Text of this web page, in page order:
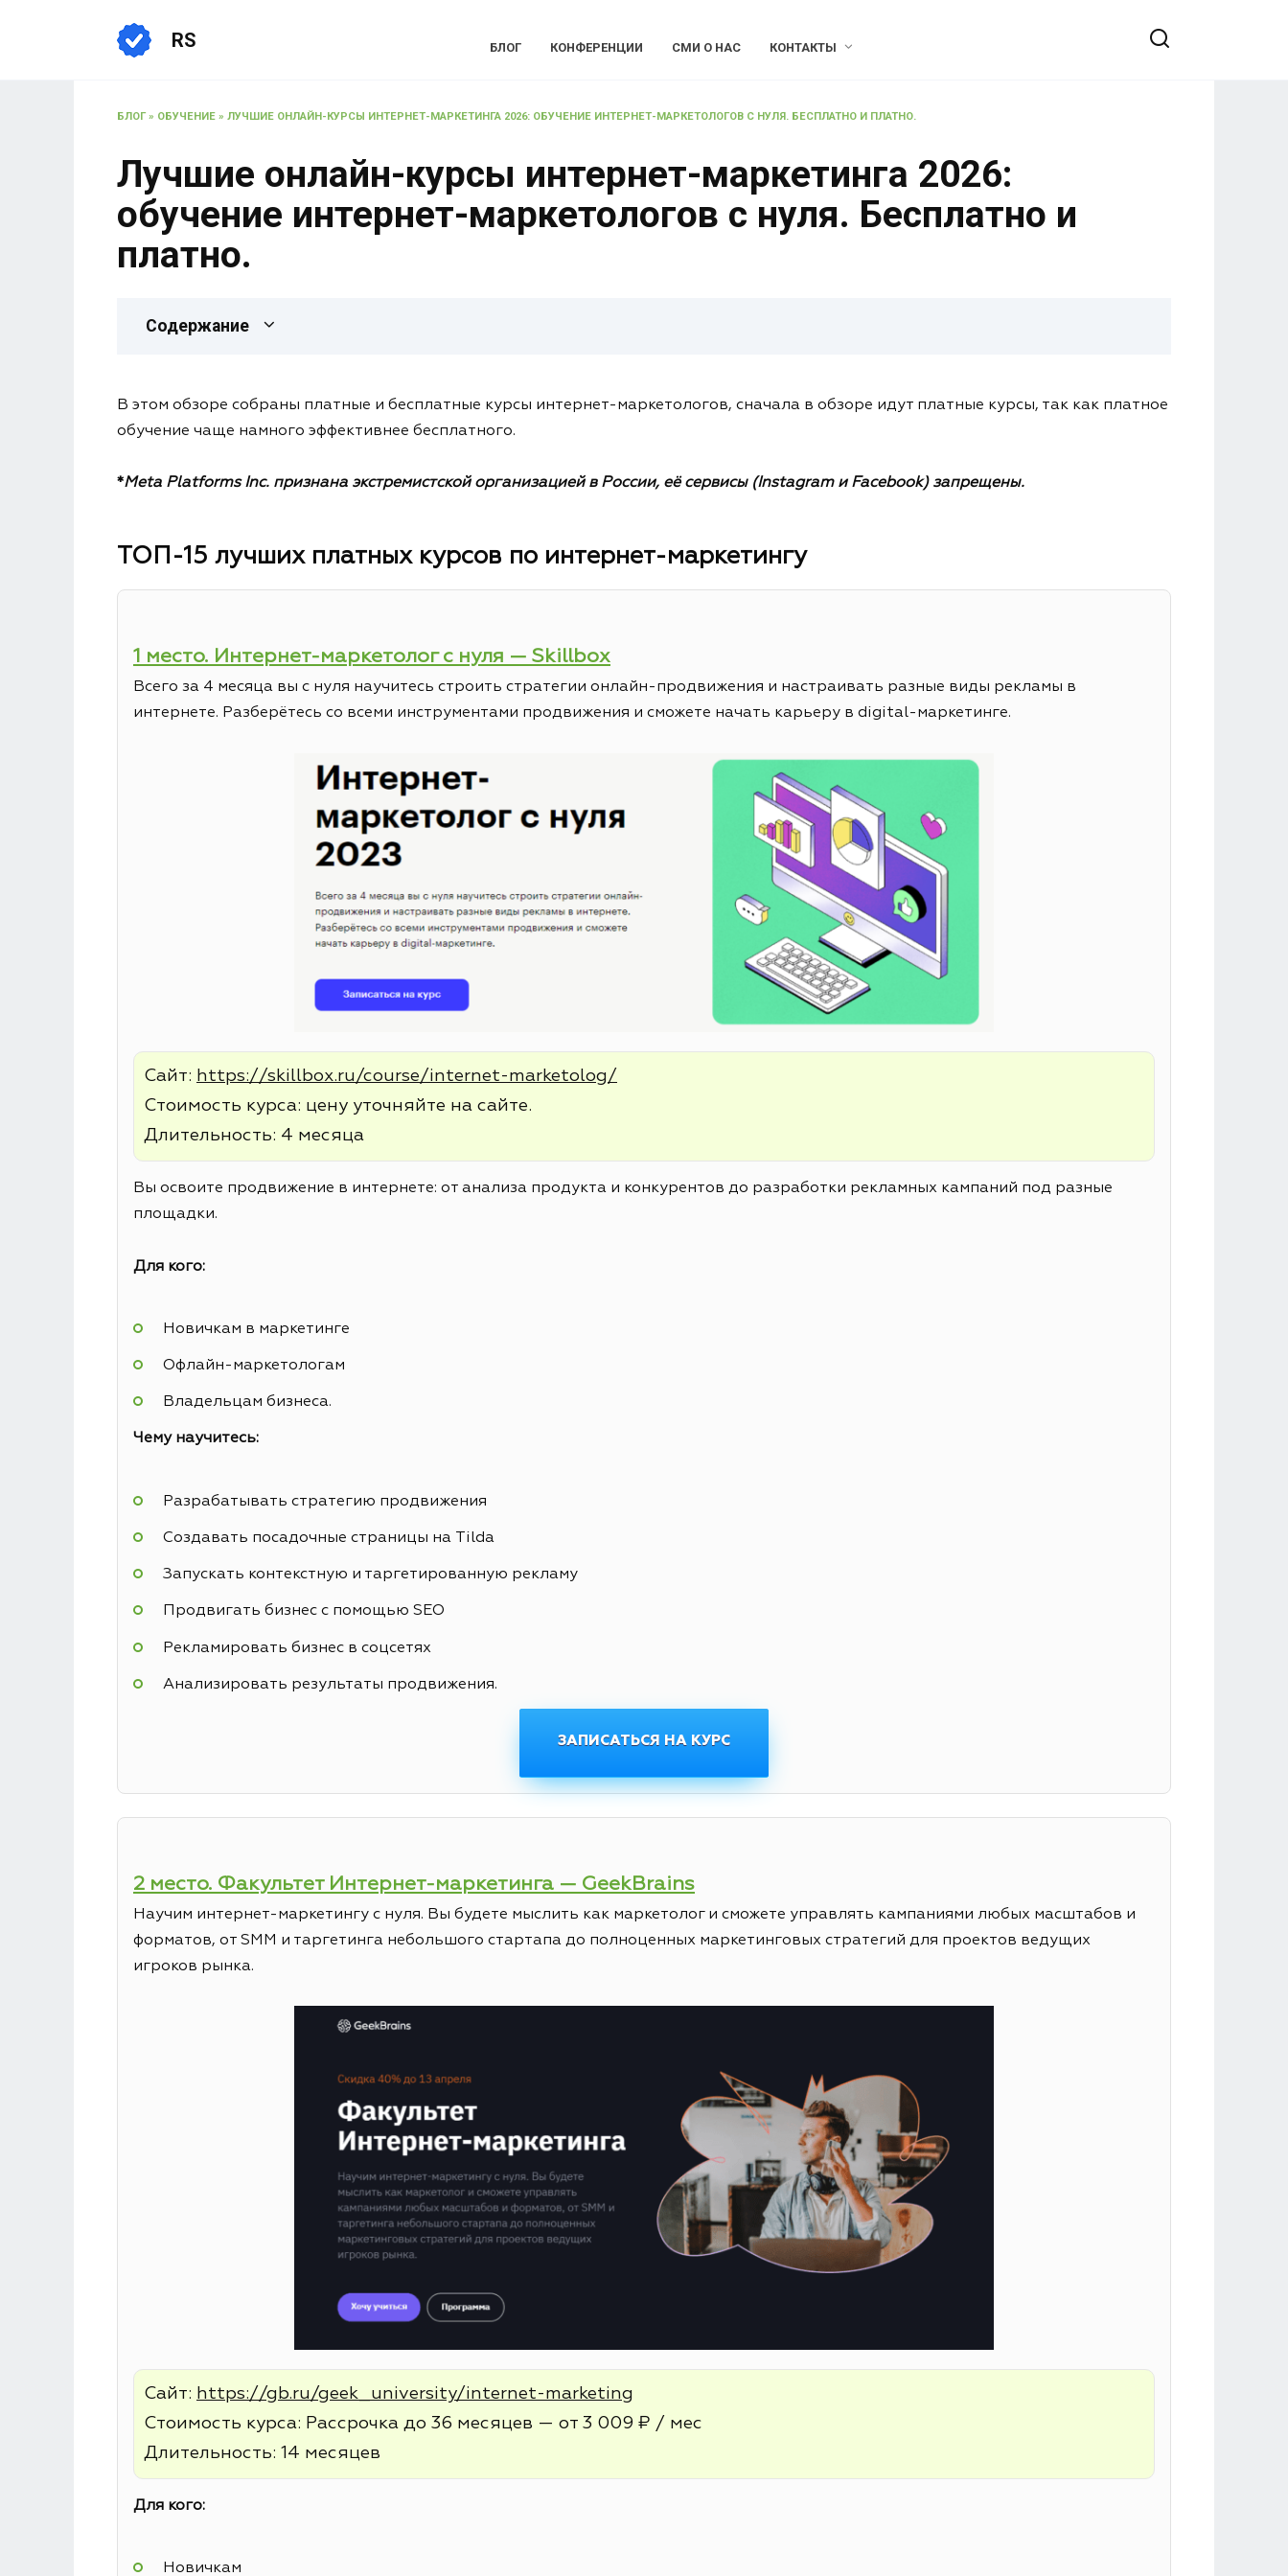
RS БЛОГ КОНФЕРЕНЦИИ СМИ О НАС КОНТАКТЫ
БЛОГ» ОБУЧЕНИЕ » ЛУЧШИЕ ОНЛАЙН-КУРСЫ ИНТЕРНЕТ-МАРКЕТИНГА 2026: ОБУЧЕНИЕ ИНТЕРНЕТ-МАРКЕТОЛОГОВ С НУЛЯ. БЕСПЛАТНО И ПЛАТНО.
Лучшие онлайн-курсы интернет-маркетинга 2026:
обучение интернет-маркетологов с нуля. Бесплатно и
платно.
Содержание
В этом обзоре собраны платные и бесплатные курсы интернет-маркетологов, сначала в обзоре идут платные курсы, так как платное
обучение чаще намного эффективнее бесплатного.
*Meta Platforms Inc. признана экстремистской организацией в России, её сервисы (Instagram и Facebook) запрещены.
ТОП-15 лучших платных курсов по интернет-маркетингу
1 место. Интернет-маркетолог с нуля — Skillbox
Всего за 4 месяца вы с нуля научитесь строить стратегии онлайн-продвижения и настраивать разные виды рекламы в
интернете. Разберётесь со всеми инструментами продвижения и сможете начать карьеру в digital-маркетинге.
Сайт: https://skillbox.ru/course/internet-marketolog/
Стоимость курса: цену уточняйте на сайте.
Длительность: 4 месяца
Вы освоите продвижение в интернете: от анализа продукта и конкурентов до разработки рекламных кампаний под разные
площадки.
Для кого:
Новичкам в маркетинге
Офлайн-маркетологам
Владельцам бизнеса.
Чему научитесь:
Разрабатывать стратегию продвижения
Создавать посадочные страницы на Tilda
Запускать контекстную и таргетированную рекламу
Продвигать бизнес с помощью SEO
Рекламировать бизнес в соцсетях
Анализировать результаты продвижения.
ЗАПИСАТЬСЯ НА КУРС
2 место. Факультет Интернет-маркетинга — GeekBrains
Научим интернет-маркетингу с нуля. Вы будете мыслить как маркетолог и сможете управлять кампаниями любых масштабов и
форматов, от SMM и таргетинга небольшого стартапа до полноценных маркетинговых стратегий для проектов ведущих
игроков рынка.
Сайт: https://gb.ru/geek_university/internet-marketing
Стоимость курса: Рассрочка до 36 месяцев — от 3 009 ₽ / мес
Длительность: 14 месяцев
Для кого:
Новичкам